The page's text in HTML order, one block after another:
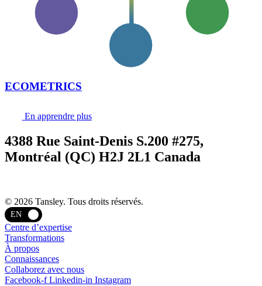
ECOMETRICS
En apprendre plus
4388 Rue Saint-Denis S.200 #275,
Montréal (QC) H2J 2L1 Canada
© 2026 Tansley. Tous droits réservés.
EN
Centre d’expertise
Transformations
À propos
Connaissances
Collaborez avec nous
Facebook-f Linkedin-in Instagram